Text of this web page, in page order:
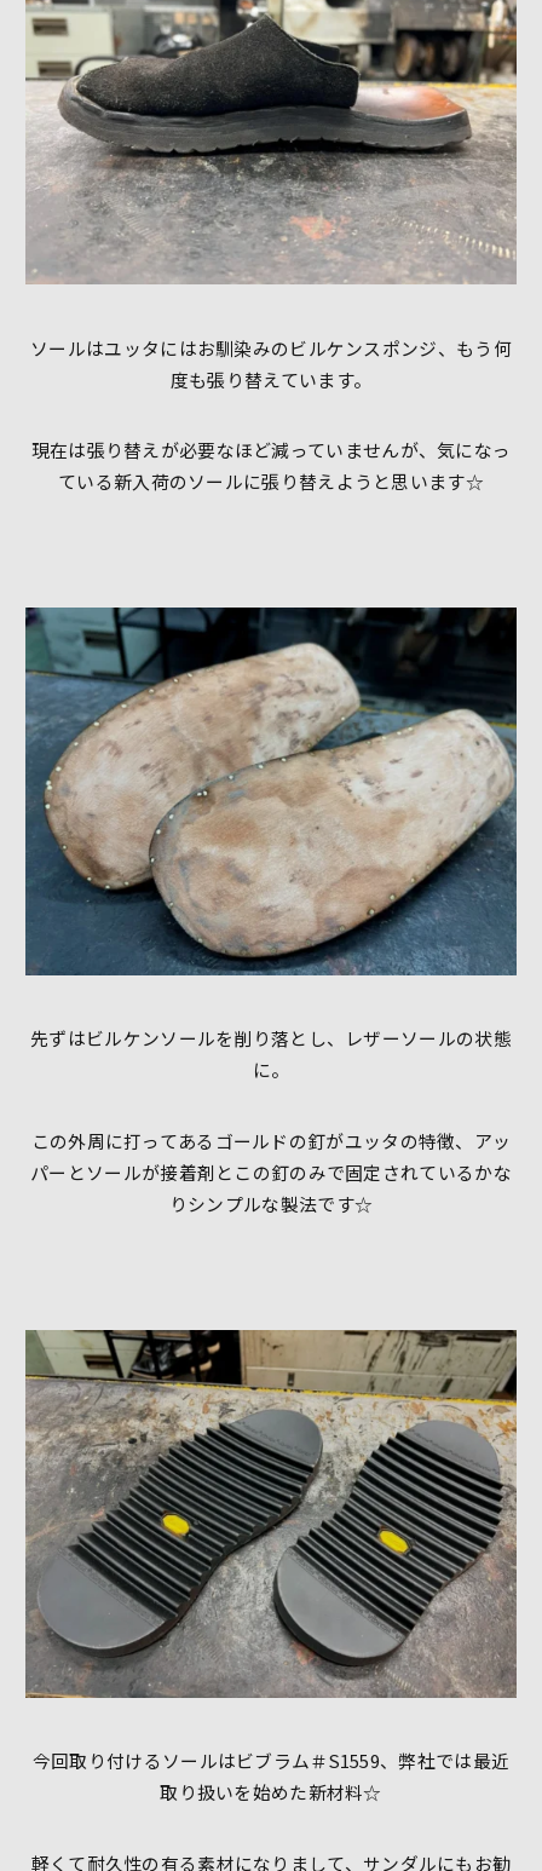
ソールはユッタにはお馴染みのビルケンスポンジ、もう何
度も張り替えています。
現在は張り替えが必要なほど減っていませんが、気になっ
ている新入荷のソールに張り替えようと思います☆
先ずはビルケンソールを削り落とし、レザーソールの状態
に。
この外周に打ってあるゴールドの釘がユッタの特徴、アッ
パーとソールが接着剤とこの釘のみで固定されているかな
りシンプルな製法です☆
今回取り付けるソールはビブラム＃S1559、弊社では最近
取り扱いを始めた新材料☆
軽くて耐久性の有る素材になりまして、サンダルにもお勧